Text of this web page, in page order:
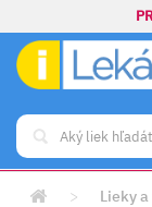
> Lieky